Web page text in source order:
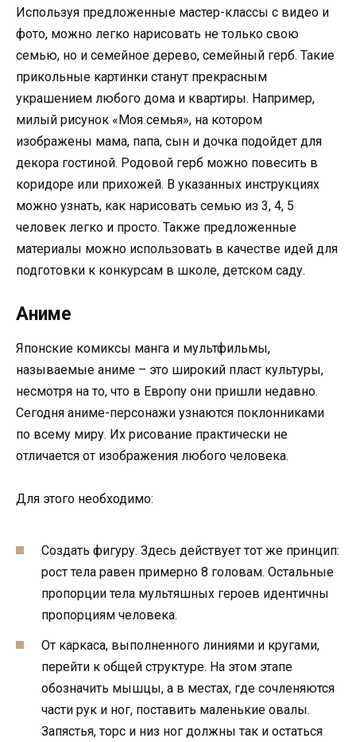
Используя предложенные мастер-классы с видео и
фото, можно легко нарисовать не только свою
семью, но и семейное дерево, семейный герб. Такие
прикольные картинки станут прекрасным
украшением любого дома и квартиры. Например,
милый рисунок «Моя семья», на котором
изображены мама, папа, сын и дочка подойдет для
декора гостиной. Родовой герб можно повесить в
коридоре или прихожей. В указанных инструкциях
можно узнать, как нарисовать семью из 3, 4, 5
человек легко и просто. Также предложенные
материалы можно использовать в качестве идей для
подготовки к конкурсам в школе, детском саду.
Аниме
Японские комиксы манга и мультфильмы,
называемые аниме – это широкий пласт культуры,
несмотря на то, что в Европу они пришли недавно.
Сегодня аниме-персонажи узнаются поклонниками
по всему миру. Их рисование практически не
отличается от изображения любого человека.
Для этого необходимо:
Создать фигуру. Здесь действует тот же принцип:
рост тела равен примерно 8 головам. Остальные
пропорции тела мультяшных героев идентичны
пропорциям человека.
От каркаса, выполненного линиями и кругами,
перейти к общей структуре. На этом этапе
обозначить мышцы, а в местах, где сочленяются
части рук и ног, поставить маленькие овалы.
Запястья, торс и низ ног должны так и остаться